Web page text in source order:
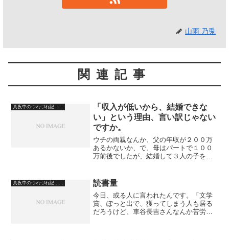
山雨 乃兎
関連記事
真夜中のつれづれ記……
「収入が低いから、結婚できな
い」という理由、言い訳じゃない
ですか。
ウチの両親なんか、父の年収が２００万
あるかないか、で、母はパートで１００
万前後でしたが、結婚して３人の子を育
入は低いですよ。 結婚して、子どもを
育てるのに多額の金が要る...
真夜中のつれづれ記…… 読書量
今日、或る人に言われたんです。「文学
賞、ぽっと出で、獲ってしまう人も居る
だろうけど、車谷長吉さんなんか苦労し